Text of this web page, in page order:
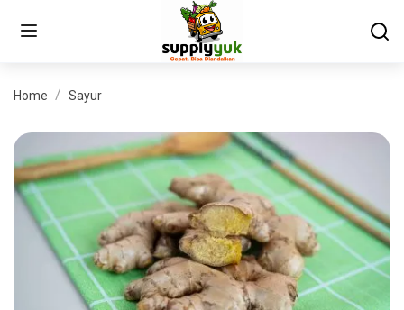
Home Sayur